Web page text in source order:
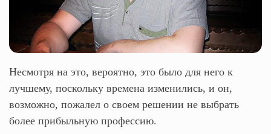
Несмотря на это, вероятно, это было для него к
лучшему, поскольку времена изменились, и он,
возможно, пожалел о своем решении не выбрать
более прибыльную профессию.